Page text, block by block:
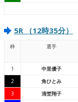
5R （12時35分）
枠 選手
1
中里優子
2
角ひとみ
3
清埜翔子